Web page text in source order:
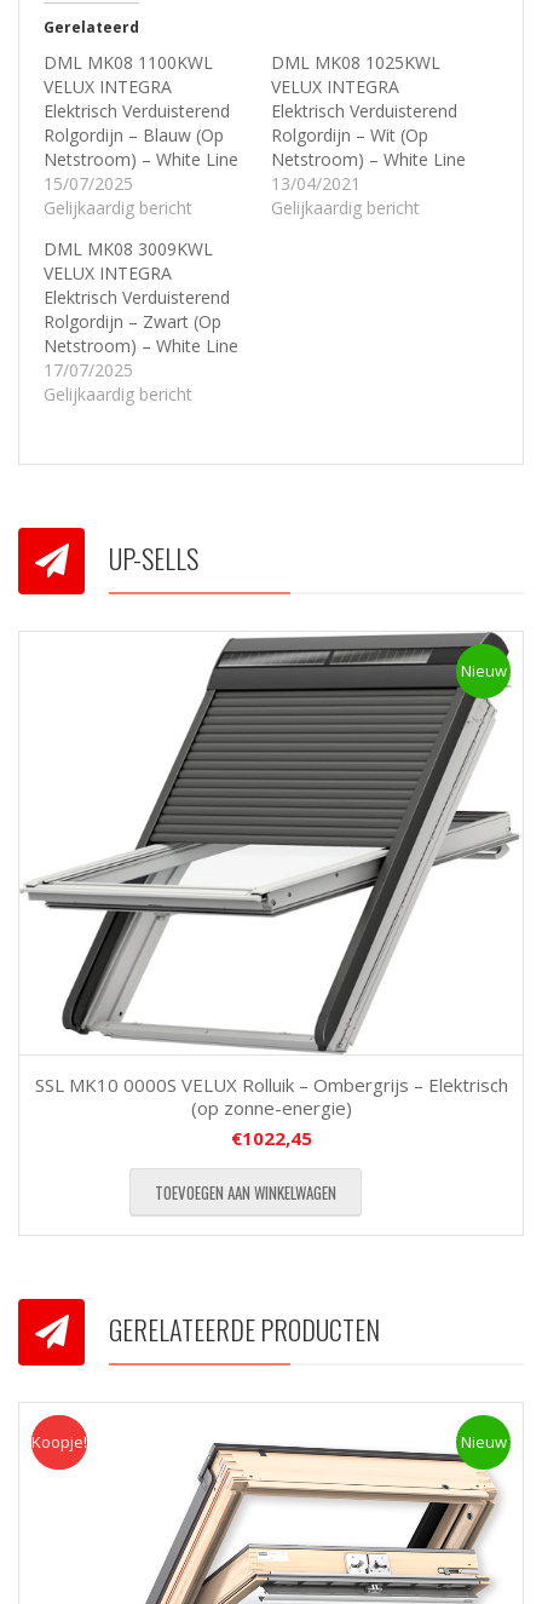
Gerelateerd
DML MK08 1100KWL
VELUX INTEGRA
Elektrisch Verduisterend
Rolgordijn – Blauw (Op
Netstroom) – White Line
15/07/2025
Gelijkaardig bericht
DML MK08 1025KWL
VELUX INTEGRA
Elektrisch Verduisterend
Rolgordijn – Wit (Op
Netstroom) – White Line
13/04/2021
Gelijkaardig bericht
DML MK08 3009KWL
VELUX INTEGRA
Elektrisch Verduisterend
Rolgordijn – Zwart (Op
Netstroom) – White Line
17/07/2025
Gelijkaardig bericht
UP-SELLS
Nieuw
SSL MK10 0000S VELUX Rolluik – Ombergrijs – Elektrisch
(op zonne-energie)
€1022,45
TOEVOEGEN AAN WINKELWAGEN
GERELATEERDE PRODUCTEN
Koopje Nieuw
Koopje!